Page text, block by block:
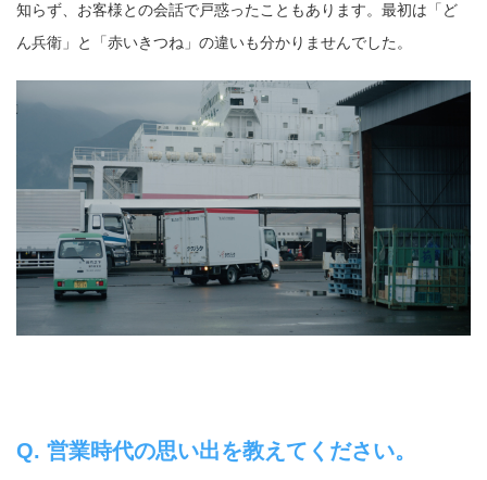
知らず、お客様との会話で戸惑ったこともあります。最初は「ど
ん兵衛」と「赤いきつね」の違いも分かりませんでした。
Q. 営業時代の思い出を教えてください。